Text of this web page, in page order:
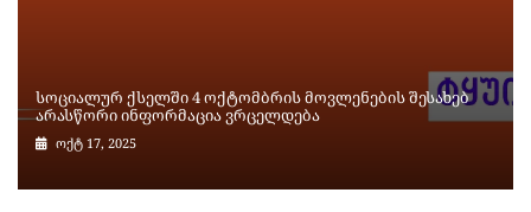
სოციალურ ქსელში 4 ოქტომბრის მოვლენების შესახებ
არასწორი ინფორმაცია ვრცელდება
ოქტ 17, 2025